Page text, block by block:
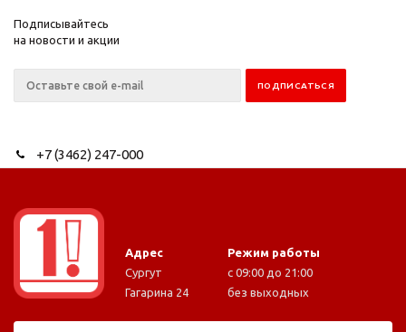
Подписывайтесь
на новости и акции
+7 (3462) 247-000
Адрес
Сургут
Гагарина 24
Режим работы
с 09:00 до 21:00
без выходных